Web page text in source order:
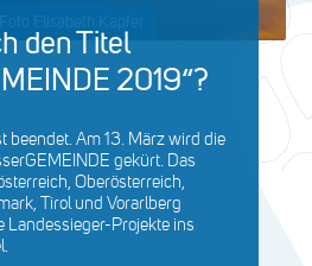
Elisabeth Kapfer
den Titel
2019“?
beendet. Am 13. März wird die
gekürt. Das
Oberösterreich,
Tirol und Vorarlberg
Landessieger-Projekte ins